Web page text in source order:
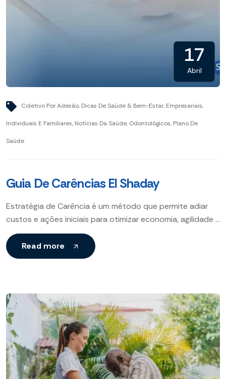
17
Abril
Coletivo Por Adesão, Dicas De Saúde & Bem-Estar, Empresariais,
Individuais E Familiares, Notícias Da Saúde, Odontológicos, Plano De
Saúde
Guia De Carências El Shaday
Estratégia de Carência é um método que permite adiar
custos e ações iniciais para otimizar economia, agilidade e
rapidez no desenvolvimento de projetos, garantindo
melhorRead more